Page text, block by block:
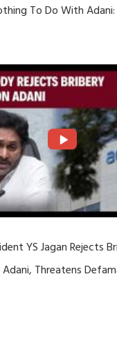
To Do With Adani:
YS Jagan Rejects
Adani, Threatens